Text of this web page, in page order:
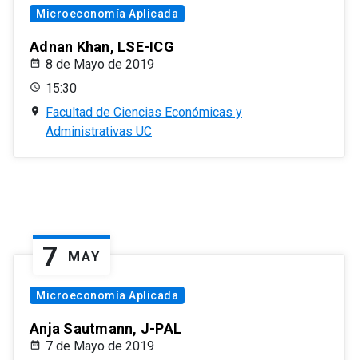
Microeconomía Aplicada
Adnan Khan, LSE-ICG
8 de Mayo de 2019
15:30
Facultad de Ciencias Económicas y
Administrativas UC
7 MAY
Microeconomía Aplicada
Anja Sautmann, J-PAL
7 de Mayo de 2019